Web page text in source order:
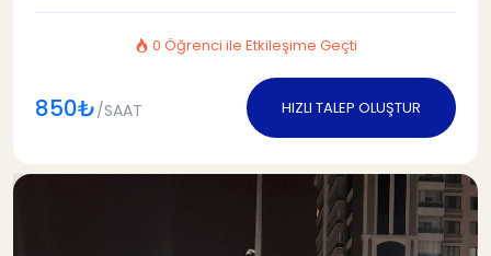
0 Öğrenci ile Etkileşime Geçti
850₺/SAAT HIZLI TALEP OLUŞTUR